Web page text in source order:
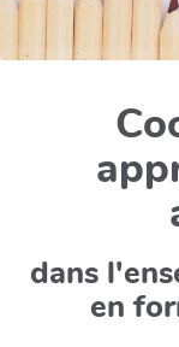
dans
en